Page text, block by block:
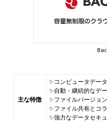
主な特徴
✨コンピュータデー
✨自動・継続的なデ
✨ファイルバージョ
✨ファイル共有とコ
✨強力なデータセキ